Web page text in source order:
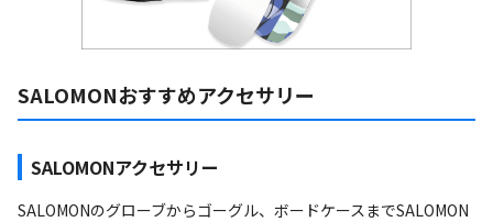
SALOMONおすすめアクセサリー
SALOMONアクセサリー
SALOMONのグローブからゴーグル、ボードケースまでSALOMON